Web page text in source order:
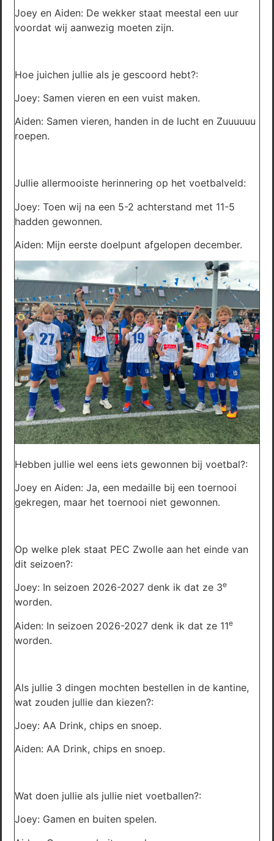
Joey en Aiden: De wekker staat meestal een uur
voordat wij aanwezig moeten zijn.
Hoe juichen jullie als je gescoord hebt?:
Joey: Samen vieren en een vuist maken.
Aiden: Samen vieren, handen in de lucht en Zuuuuuu
roepen.
Jullie allermooiste herinnering op het voetbalveld:
Joey: Toen wij na een 5-2 achterstand met 11-5
hadden gewonnen.
Aiden: Mijn eerste doelpunt afgelopen december.
Hebben jullie wel eens iets gewonnen bij voetbal?:
Joey en Aiden: Ja, een medaille bij een toernooi
gekregen, maar het toernooi niet gewonnen.
Op welke plek staat PEC Zwolle aan het einde van
dit seizoen?:
Joey: In seizoen 2026-2027 denk ik dat ze 3e
worden.
Aiden: In seizoen 2026-2027 denk ik dat ze 11e
worden.
Als jullie 3 dingen mochten bestellen in de kantine,
wat zouden jullie dan kiezen?:
Joey: AA Drink, chips en snoep.
Aiden: AA Drink, chips en snoep.
Wat doen jullie als jullie niet voetballen?:
Joey: Gamen en buiten spelen.